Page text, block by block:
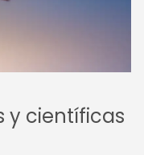
y científicas